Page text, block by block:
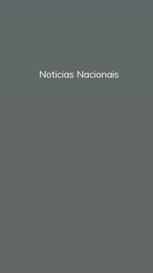
Noticias Nacionais